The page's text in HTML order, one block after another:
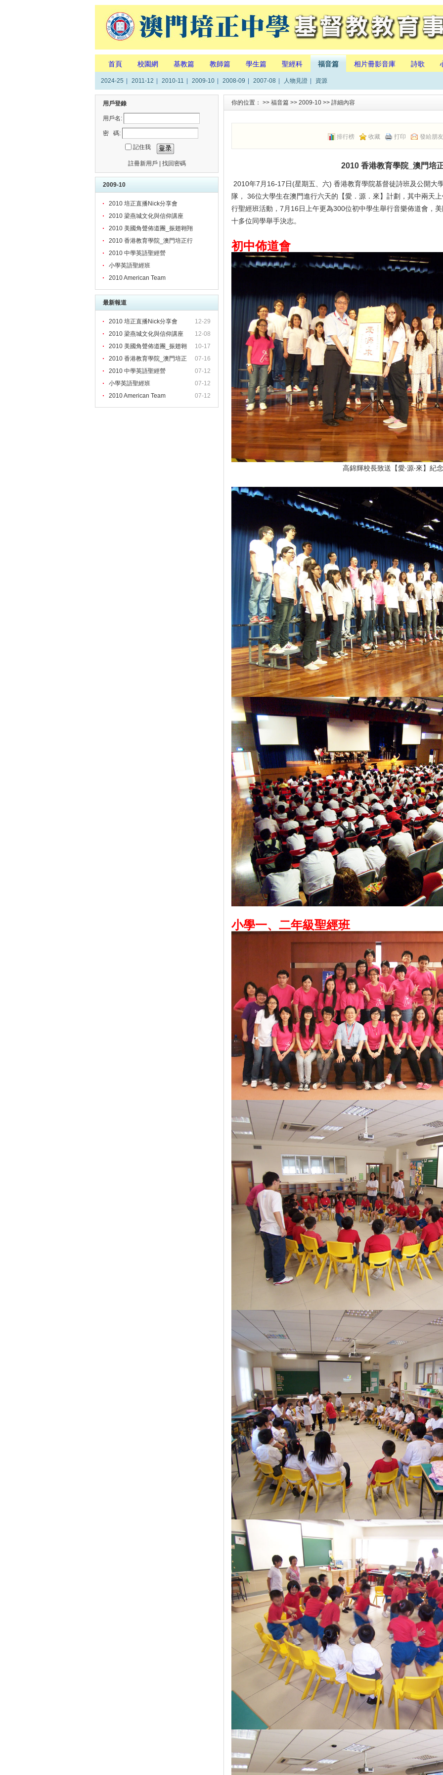
首頁 校園網 基教篇 教師篇 學生篇 聖經科 福音篇 相片冊影音庫 詩歌
2024-25 2011-12 2010-11 2009-10 2008-09 2007-08 人物見證 資源
用戶登錄
用戶名:
密 碼:
記住我
註冊新用戶 找回密碼
2009-10
2010 培正直播Nick分享會
2010 梁燕城文化與信仰講座
2010 美國角聲佈道團_振翅翱翔
2010 香港教育學院_澳門培正行
2010 中學英語聖經營
小學英語聖經班
2010 American Team
最新報道
12-29
2010 培正直播Nick分享會
12-08
2010 梁燕城文化與信仰講座
10-17
2010 美國角聲佈道團_振翅翱
07-16
2010 香港教育學院_澳門培正
07-12
2010 中學英語聖經營
07-12
小學英語聖經班
07-12
2010 American Team
你的位置： >> 福音篇 >> 2009-10 >> 詳細內容
排行榜 收藏 打印 發給朋友
2010 香港教育學院_澳門培
2010年7月16-17日(星期五、六) 香港教育學院基督徒詩班及公開大
隊， 36位大學生在澳門進行六天的【愛．源．來】計劃，其中兩天
行聖經班活動，7月16日上午更為300位初中學生舉行音樂佈道會，
十多位同學舉手決志。
初中佈道會
高錦輝校長致送【愛‧源‧來】紀
小學一、二年級聖經班